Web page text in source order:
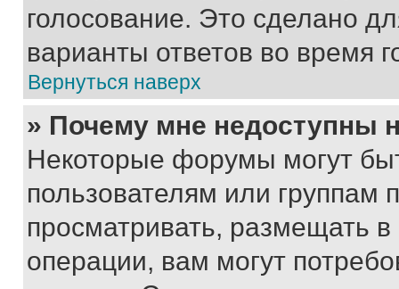
голосование. Это сделано
варианты ответов во время
Вернуться наверх
» Почему мне недоступны
Некоторые форумы могут
пользователям или группам
просматривать, размещать
операции, вам могут